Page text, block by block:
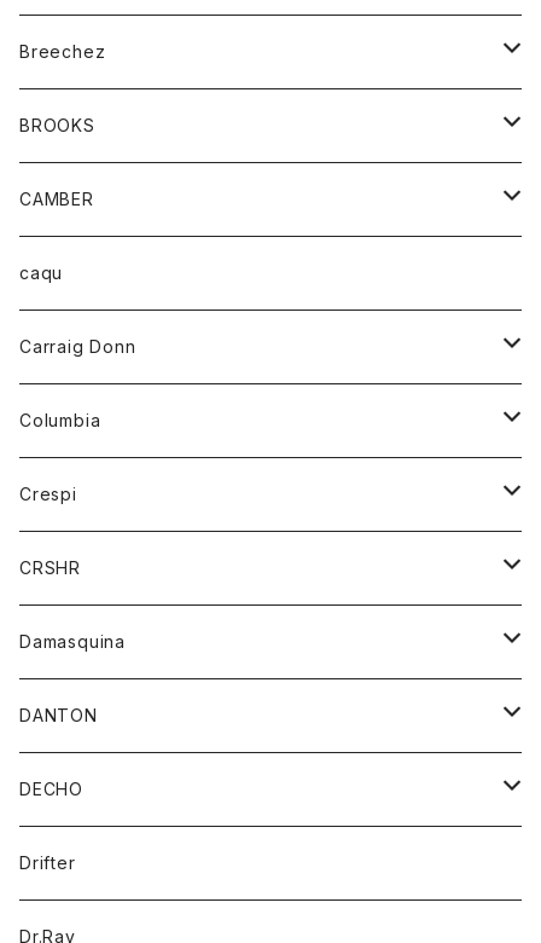
ベルト
Tシャツ
グッズ
アンダーウェアー
カードホルダー
チーフ
バンダナ
トップス
カーディガン
トレーナー
パーカー
ボトム
オーバーオール
ショートパンツ
レディース
オーバーオール
カーディガン
Tシャツ
パーカー
Breechez
シャツ
BROOKS
グッズ
靴
CAMBER
トップス
ハーフスリーブTシャツ
caqu
Carraig Donn
ニット
Columbia
アウター
ジャケット
Crespi
ジャケット
ワンピース
ブラウス
CRSHR
キャップ
Damasquina
ウォレット
カードケース
バッグ
DANTON
アウター
コート
ジャケット
アクセサリー
バッグ
キッズ
DECHO
帽子
Drifter
Dr.Ray